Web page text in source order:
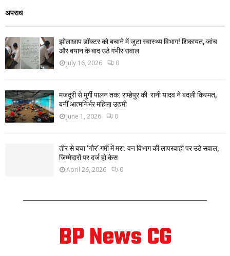
अपराध
झोलाछाप डॉक्टर को बचाने में जुटा स्वास्थ्य विभाग! शिकायत, जांच
और बयान के बाद उठे गंभीर सवाल
July 16, 2026 0
मजदूरी से मुर्गी पालन तक: राम्हेपुर की रानी यादव ने बदली किस्मत,
बनीं आत्मनिर्भर महिला उद्यमी
June 1, 2026 0
तीर से बचा ‘गौर’ गर्मी में मरा: वन विभाग की लापरवाही पर उठे सवाल,
जिम्मेदारों पर दर्ज हो केस
April 26, 2026 0
BP News CG